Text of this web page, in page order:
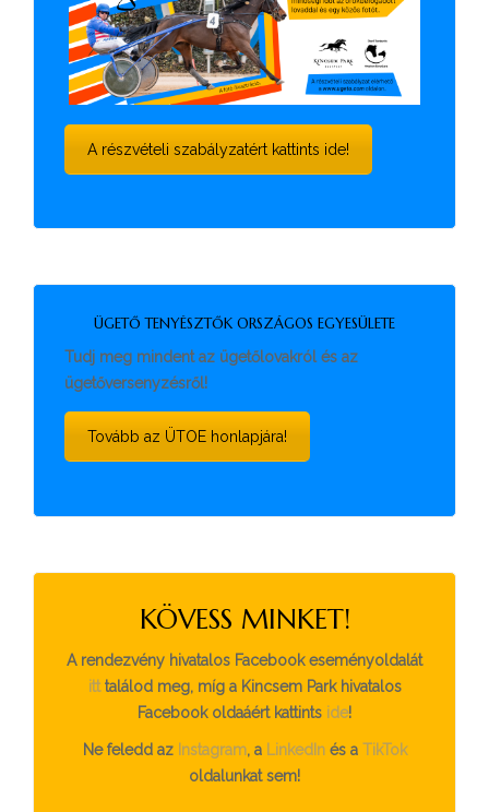
A részvételi szabályzatért kattints ide!
ÜGETŐ TENYÉSZTŐK ORSZÁGOS EGYESÜLETE
Tudj meg mindent az ügetőlovakról és az
ügetőversenyzésről!
Tovább az ÜTOE honlapjára!
KÖVESS MINKET!
A rendezvény hivatalos Facebook eseményoldalát
itttalálod meg, míg a Kincsem Park hivatalos
Facebook oldaáért kattints ide!
Ne feledd az Instagram, a LinkedInés a TikTok
oldalunkat sem!